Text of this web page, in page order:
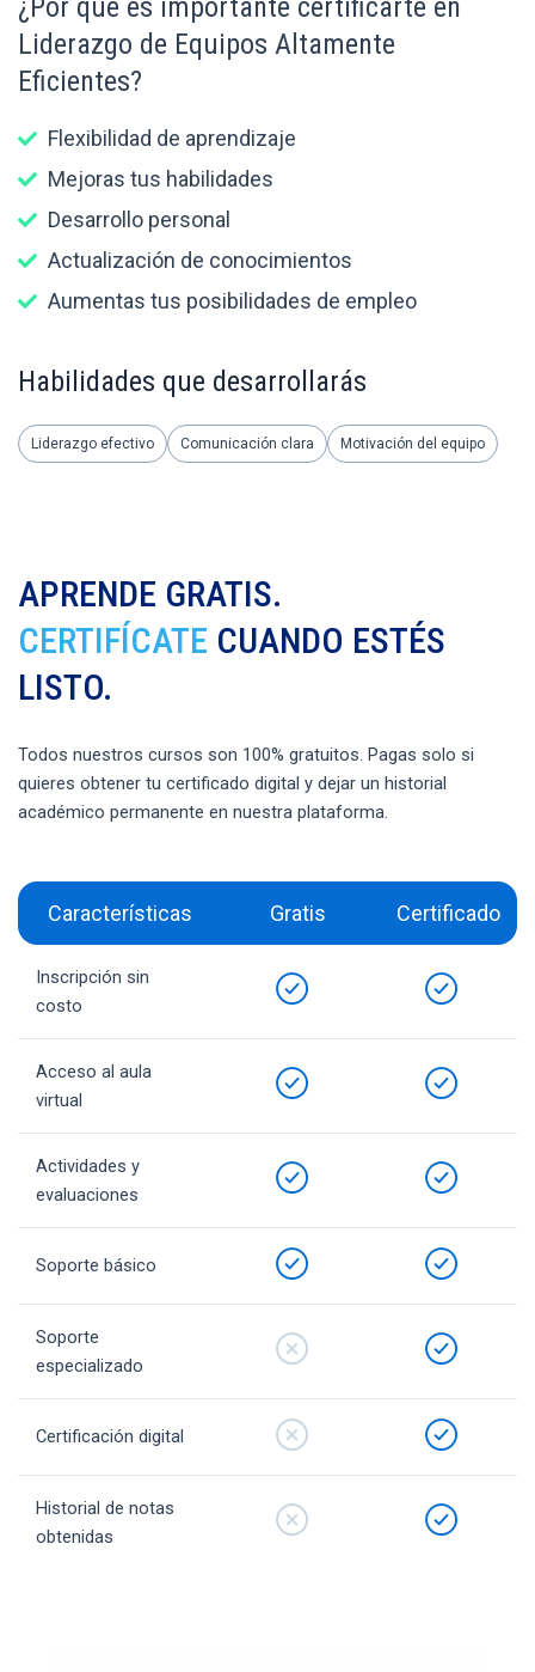
¿Por qué es importante certificarte en
Liderazgo de Equipos Altamente
Eficientes?
Flexibilidad de aprendizaje
Mejoras tus habilidades
Desarrollo personal
Actualización de conocimientos
Aumentas tus posibilidades de empleo
Habilidades que desarrollarás
Liderazgo efectivo Comunicación clara Motivación del equipo
APRENDE GRATIS.
CERTIFÍCATE CUANDO ESTÉS
LISTO.
Todos nuestros cursos son 100% gratuitos. Pagas solo si
quieres obtener tu certificado digital y dejar un historial
académico permanente en nuestra plataforma.
Características Gratis Certificado
Inscripción sin
costo
Acceso al aula
virtual
Actividades y
evaluaciones
Soporte básico
Soporte
especializado
Certificación digital
Historial de notas
obtenidas